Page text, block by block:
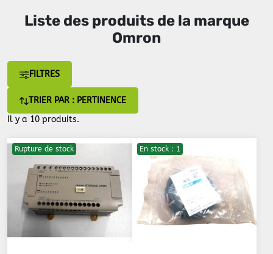
Liste des produits de la marque
Omron
FILTRES
TRIER PAR : PERTINENCE
Il y a 10 produits.
Rupture de stock En stock : 1